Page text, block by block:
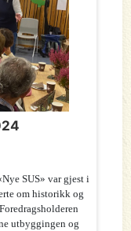
SUS» var gjest i
om historikk og
utbyggingen og